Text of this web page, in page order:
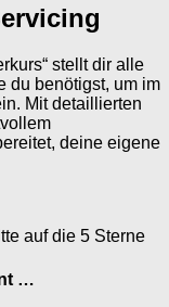
stellt dir alle
du benötigst, um im
Mit detaillierten
deine eigene
auf die 5 Sterne
…